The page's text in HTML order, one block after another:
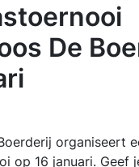
De
organiseert
op 16 januari. Geef